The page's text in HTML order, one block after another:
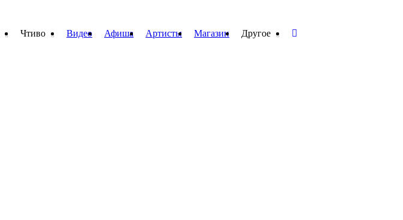
Чтиво Видео Афиша Артисты Магазин Другое